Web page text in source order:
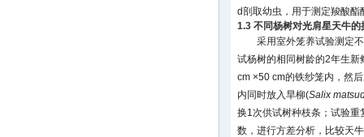
d剖取幼虫，用于测定羧酸
1.3 不同杨树对光肩星天牛的
采用室外笼养试验测定
试杨树的相同树龄的2年生
cm ×50 cm的铁纱笼内，然
内同时放入旱柳(Salix
换1次供试树种枝条；试验
数，进行方差分析，比较天